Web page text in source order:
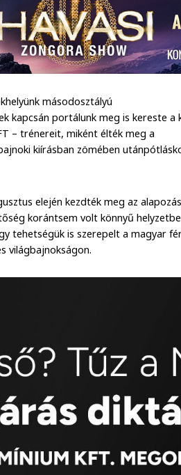
másodosztályú
kapcsán portálunk meg is kereste a
– trénereit, miként élték meg a
kiírásban zömében
elején kezdték meg az
korántsem volt könnyű
tehetségük is szerepelt a magyar
világbajnokságon.